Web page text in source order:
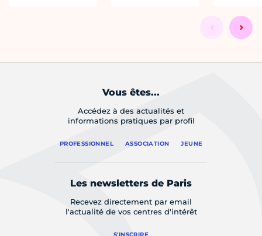
Vous êtes...
Accédez à des actualités et
informations pratiques par profil
PROFESSIONNEL ASSOCIATION JEUNE
Les newsletters de Paris
Recevez directement par email
l'actualité de vos centres d'intérêt